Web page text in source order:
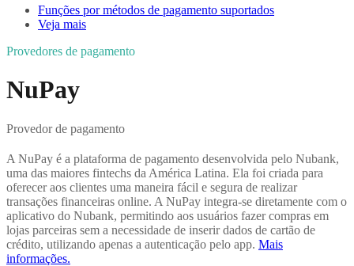
Funções por métodos de pagamento suportados
Veja mais
Provedores de pagamento
NuPay
Provedor de pagamento
A NuPay é a plataforma de pagamento desenvolvida pelo Nubank,
uma das maiores fintechs da América Latina. Ela foi criada para
oferecer aos clientes uma maneira fácil e segura de realizar
transações financeiras online. A NuPay integra-se diretamente com o
aplicativo do Nubank, permitindo aos usuários fazer compras em
lojas parceiras sem a necessidade de inserir dados de cartão de
crédito, utilizando apenas a autenticação pelo app. Mais
informações.